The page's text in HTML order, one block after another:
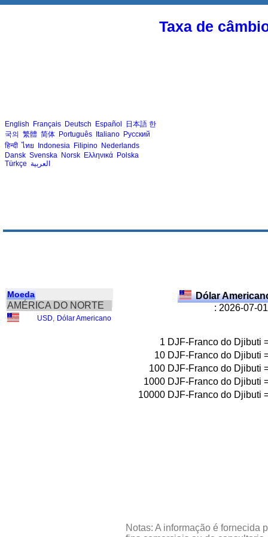
Taxa de
English Français Deutsch Español 日本語 한
국의 繁體 简体 Português Italiano Русский
हिन्दी ไทย Indonesia Filipino Nederlands
Dansk Svenska Norsk Ελληνικά Polska
Türkçe العربية
Moeda
AMÉRICA DO NORTE
USD Dólar Americano
Dólar
: 2026-07-
1 DJF-Franco do Djibuti
10 DJF-Franco do Djibuti
100 DJF-Franco do Djibuti
1000 DJF-Franco do Djibuti
10000 DJF-Franco do Djibuti
Notas: A informação é fornecida